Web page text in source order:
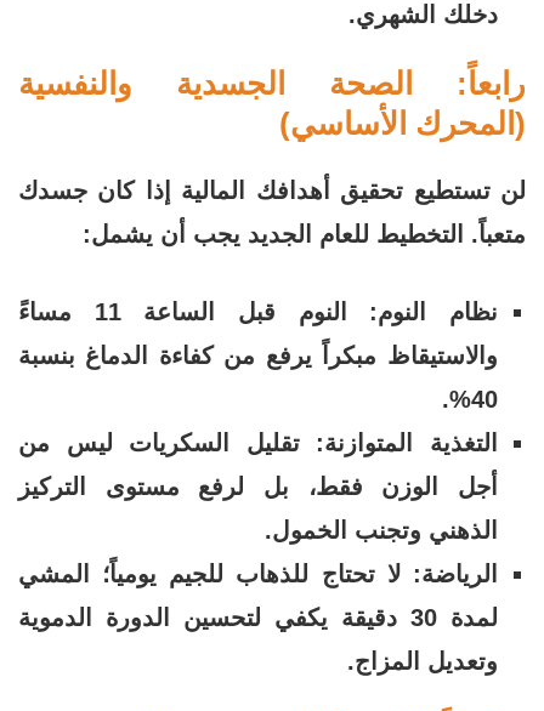
دخلك الشهري.
رابعاً: الصحة الجسدية والنفسية
(المحرك الأساسي)
لن تستطيع تحقيق أهدافك المالية إذا كان جسدك
متعباً. التخطيط للعام الجديد يجب أن يشمل:
نظام النوم: النوم قبل الساعة 11 مساءً
والاستيقاظ مبكراً يرفع من كفاءة الدماغ بنسبة
40%.
التغذية المتوازنة: تقليل السكريات ليس من
أجل الوزن فقط، بل لرفع مستوى التركيز
الذهني وتجنب الخمول.
الرياضة: لا تحتاج للذهاب للجيم يومياً؛ المشي
لمدة 30 دقيقة يكفي لتحسين الدورة الدموية
وتعديل المزاج.